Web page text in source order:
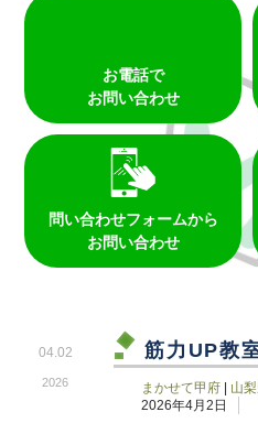
お電話で
お問い合わせ
問い合わせフォームから
お問い合わせ
筋力UP教
まかせて甲府
山
2026年4月2日
2026
04.02